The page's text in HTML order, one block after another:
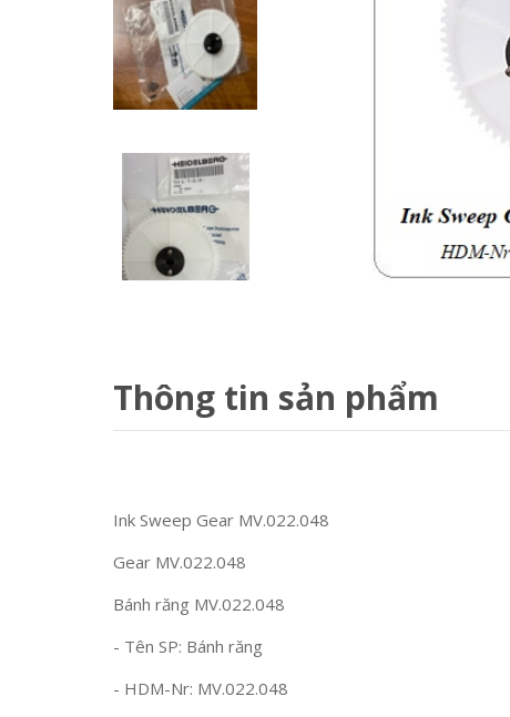
Thông tin sản phẩm
Ink Sweep Gear MV.022.048
Gear MV.022.048
Bánh răng MV.022.048
- Tên SP: Bánh răng
- HDM-Nr: MV.022.048